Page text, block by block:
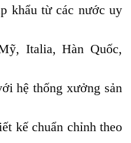
khẩu từ các nước uy
Italia, Hàn Quốc,
hệ thống xưởng sản
kế chuẩn chỉnh theo